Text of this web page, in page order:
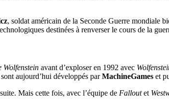
, soldat américain de la Seconde Guerre mondiale
destinées à renverser le cours de la
Wolfenstein avant d’exploser en 1992 avec
aujourd’hui développés parMachineGames et
Mais cette fois, avec l’équipe de Falloutet